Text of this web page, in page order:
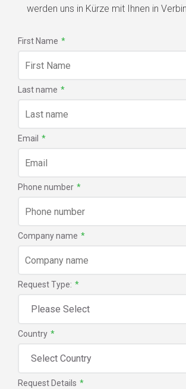
werden uns in Kürze mit Ihnen in
First Name *
Last name *
Email *
Phone number *
Company name *
Request Type: *
Country *
Request Details *